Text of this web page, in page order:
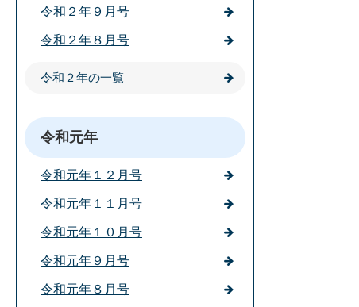
令和２年９月号
令和２年８月号
令和２年の一覧
令和元年
令和元年１２月号
令和元年１１月号
令和元年１０月号
令和元年９月号
令和元年８月号